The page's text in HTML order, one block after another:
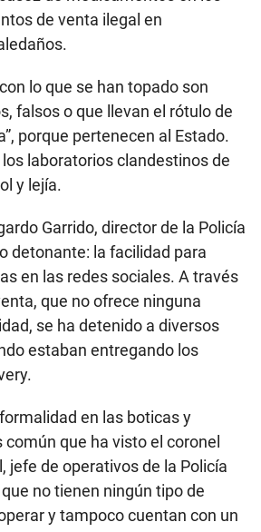
de venta ilegal en
lo que se han topado son
falsos o que llevan el rótulo de
porque pertenecen al Estado.
laboratorios clandestinos de
y lejía.
Garrido, director de la Policía
detonante: la facilidad para
en las redes sociales. A través
que no ofrece ninguna
se ha detenido a diversos
estaban entregando los
en las boticas y
que ha visto el coronel
jefe de operativos de la Policía
no tienen ningún tipo de
y tampoco cuentan con un